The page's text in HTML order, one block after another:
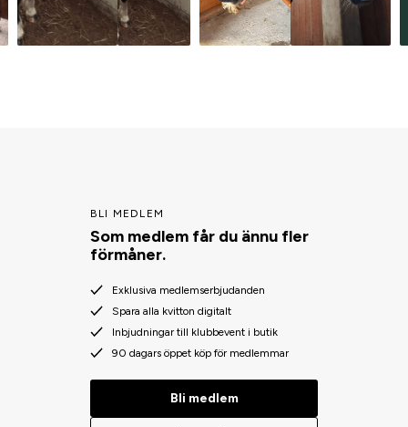
BLI MEDLEM
Som medlem får du ännu fler
förmåner.
Exklusiva medlemserbjudanden
Spara alla kvitton digitalt
Inbjudningar till klubbevent i butik
90 dagars öppet köp för medlemmar
Bli medlem